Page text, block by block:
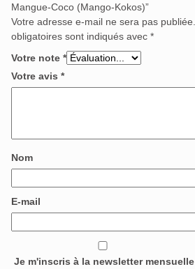
Mangue-Coco (Mango-Kokos)”
Votre adresse e-mail ne sera pas publiée.
obligatoires sont indiqués avec *
Votre note *
Votre avis *
Nom
E-mail
Je m'inscris à la newsletter mensuelle